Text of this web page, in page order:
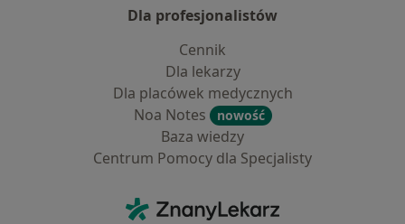
Dla profesjonalistów
Cennik
Dla lekarzy
Dla placówek medycznych
Noa Notes
nowość
Baza wiedzy
Centrum Pomocy dla Specjalisty
ZnanyLekarz - Strona główna